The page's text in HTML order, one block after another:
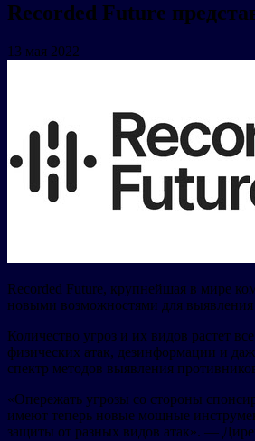
Recorded Future
13 мая 2022
Recorded Future, крупнейшая в мире
новыми возможностями для
Количество угроз и их видов растет
физических атак, дезинформации и
спектр методов выявления
«Опережать угрозы со стороны
имеют теперь новые мощные
защиты от разных видов атак». —